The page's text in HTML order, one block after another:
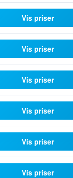
Vis priser
Vis priser
Vis priser
Vis priser
Vis priser
Vis priser